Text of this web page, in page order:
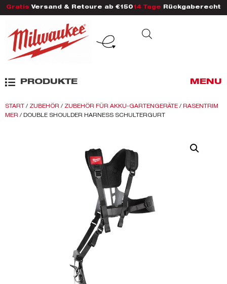
Gratis Versand & Retoure ab €150 14 Tage Rückgaberecht
PRODUKTE MENU
START / ZUBEHÖR / ZUBEHÖR FÜR AKKU-GARTENGERÄTE / RASENTRIM
MER / DOUBLE SHOULDER HARNESS SCHULTERGURT